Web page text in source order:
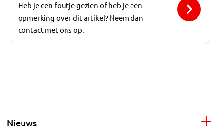
Heb je een foutje gezien of heb je een
opmerking over dit artikel? Neem dan
contact met ons op.
Nieuws